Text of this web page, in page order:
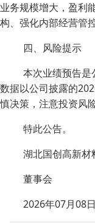
业务规模增大，盈利
构、强化内部经营管
四、风险提示
本次业绩预告是
数据以公司披露的
慎决策，注意投资风险
特此公告。
湖北国创高新材
董事会
2026年07月08日